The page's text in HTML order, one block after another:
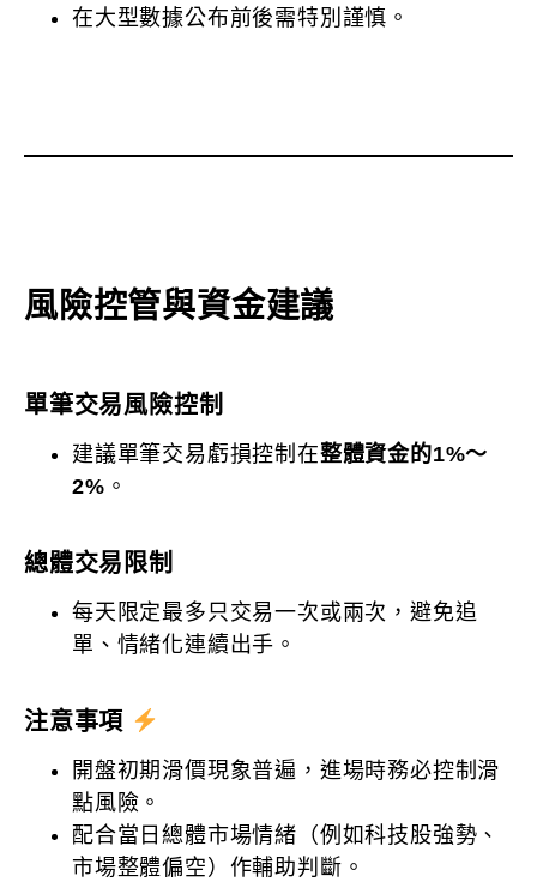
在大型數據公布前後需特別謹慎。
風險控管與資金建議
單筆交易風險控制
建議單筆交易虧損控制在整體資金的1%～
2% 。
總體交易限制
每天限定最多只交易一次或兩次，避免追
單、情緒化連續出手。
注意事項
開盤初期滑價現象普遍，進場時務必控制滑
點風險。
配合當日總體市場情緒（例如科技股強勢、
市場整體偏空）作輔助判斷。